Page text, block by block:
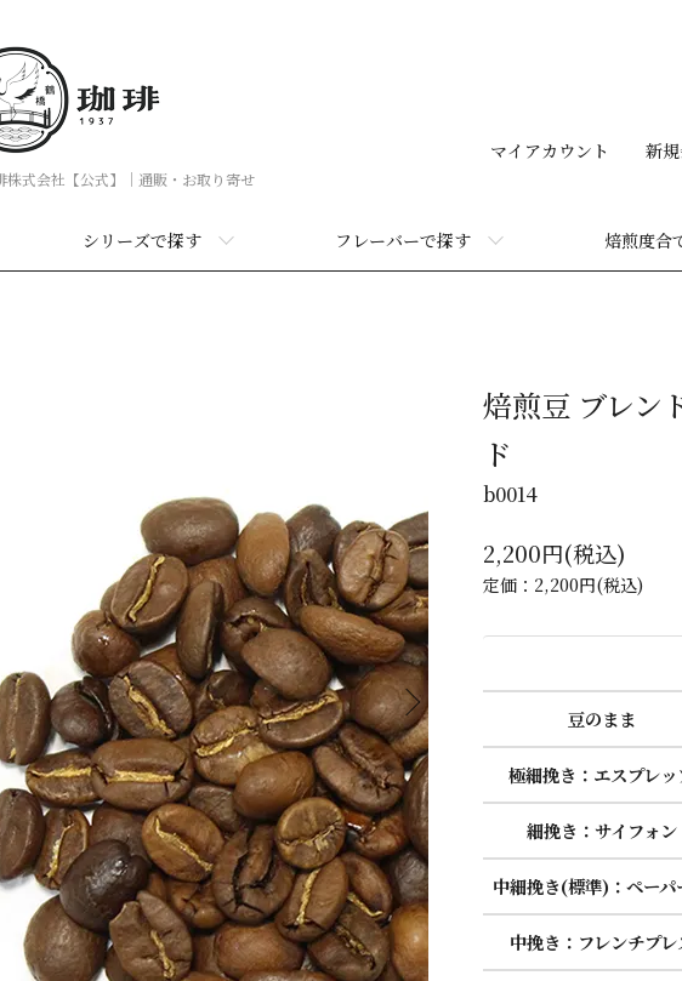
式会社【公式】｜通販・お取り寄せ
シリーズで探す フレーバーで探す 焙煎度合
マイアカウント 新
焙煎豆 ブレン
ド
b0014
2,200円(税込)
定価：2,200円(税込)
豆のまま
極細挽き：エスプレッ
細挽き：サイフォン
中細挽き(標準)：ペーパ
中挽き：フレンチプレ